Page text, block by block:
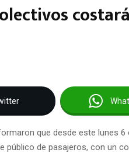
que desde este lunes
público de pasajeros, con un